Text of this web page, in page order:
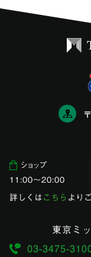
ショップ
11:00〜20:00
詳しくは こちら より
東京ミ
03-3475-